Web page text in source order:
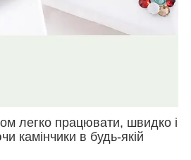
легко працювати, швидко і
камінчики в будь-якій